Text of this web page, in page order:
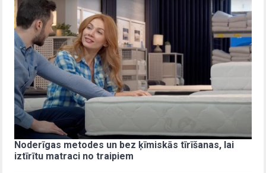
Noderīgas metodes un bez ķīmiskās tīrīšanas, lai
iztīrītu matraci no traipiem